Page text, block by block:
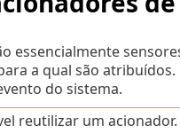
essencialmente
a qual são
do sistema.
reutilizar um